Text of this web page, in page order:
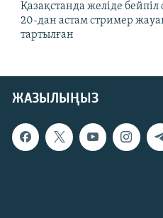
Қазақстанда желіде бейпіл
20-дан астам стример
тартылған
ЖАЗЫЛЫҢЫЗ